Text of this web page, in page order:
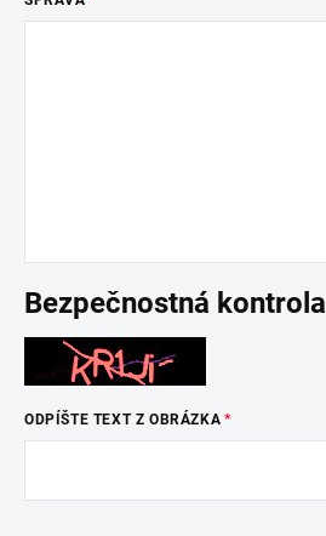
Bezpečnostná kontrola
ODPÍŠTE TEXT Z OBRÁZKA